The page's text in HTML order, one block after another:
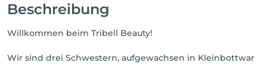
Beschreibung
Willkommen beim Tribell Beauty!
Wir sind drei Schwestern, aufgewachsen in Kleinbottwar